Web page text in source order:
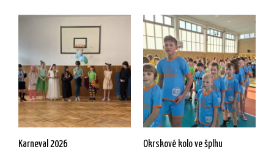
Karneval 2026 Okrskové kolo ve šplhu